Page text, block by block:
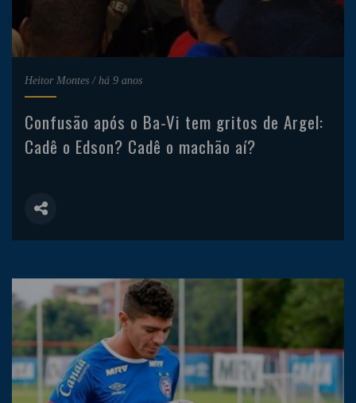
Heitor Montes / há 9 anos
Confusão após o Ba-Vi tem gritos de Argel:
Cadê o Edson? Cadê o machão aí?